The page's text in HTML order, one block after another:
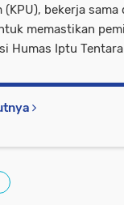
(KPU), bekerja
memastikan
Humas Iptu